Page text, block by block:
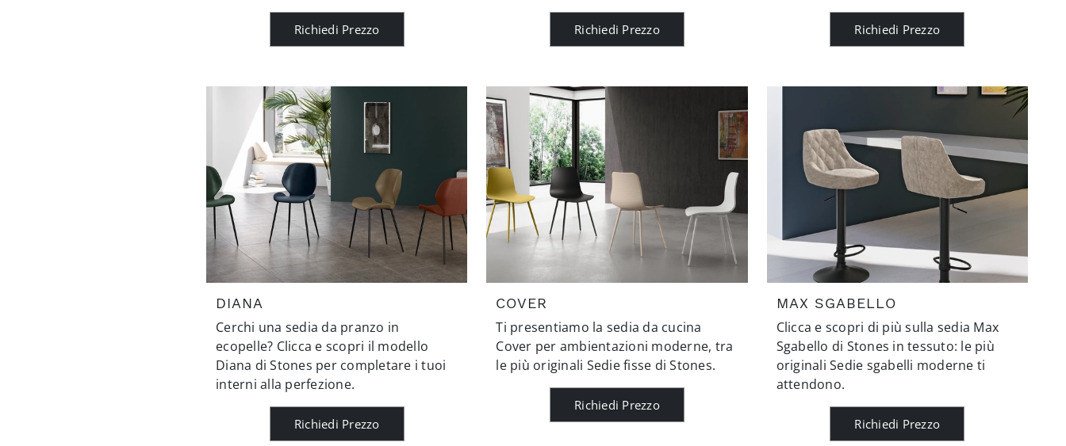
Richiedi Prezzo Richiedi Prezzo Richiedi Prezzo
DIANA
Cerchi una sedia da pranzo in
ecopelle? Clicca e scopri il modello
Diana di Stones per completare i tuoi
interni alla perfezione.
Richiedi Prezzo
COVER
Ti presentiamo la sedia da cucina
Cover per ambientazioni moderne, tra
le più originali Sedie fisse di Stones.
Richiedi Prezzo
MAX SGABELLO
Clicca e scopri di più sulla sedia Max
Sgabello di Stones in tessuto: le più
originali Sedie sgabelli moderne ti
attendono.
Richiedi Prezzo